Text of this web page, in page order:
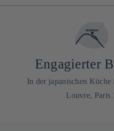
Engagierter
In der japanischen Küche
Louvre, Paris